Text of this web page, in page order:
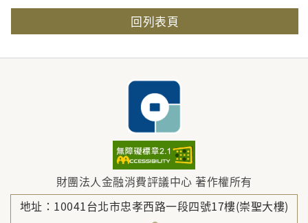
回列表頁
財團法人金融消費評議中心 著作權所有
地址：10041台北市忠孝西路一段四號17樓(崇聖大樓)